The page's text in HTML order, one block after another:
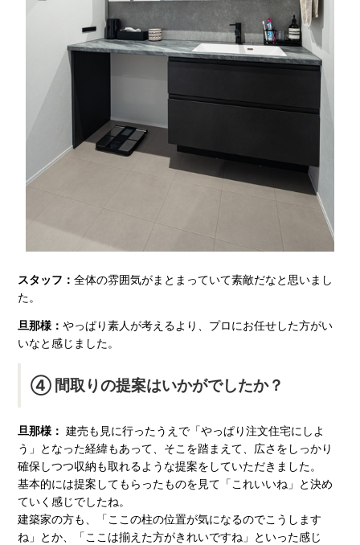
スタッフ： 全体の雰囲気がまとまっていて素敵だなと思いまし
た。
旦那様： やっぱり素人が考えるより、プロにお任せした方がい
いなと感じました。
④ 間取りの提案はいかがでしたか？
旦那様： 建売も見に行ったうえで「やっぱり注文住宅にしよ
う」となった経緯もあって、そこを踏まえて、広さをしっかり
確保しつつ収納も取れるような提案をしていただきました。
基本的には提案してもらったものを見て「これいいね」と決め
ていく感じでしたね。
建築家の方も、「ここの柱の位置が気になるのでこうします
ね」とか、「ここは揃えた方がきれいですね」といった感じ